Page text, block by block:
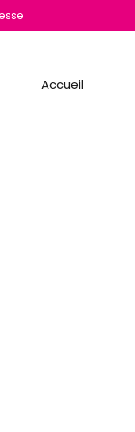
Accueil